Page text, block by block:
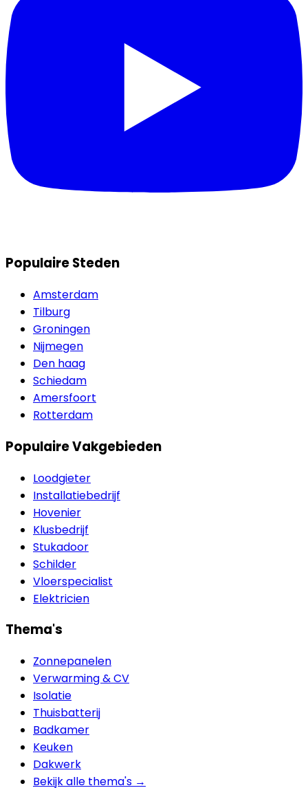
Populaire Steden
Amsterdam
Tilburg
Groningen
Nijmegen
Den haag
Schiedam
Amersfoort
Rotterdam
Populaire Vakgebieden
Loodgieter
Installatiebedrijf
Hovenier
Klusbedrijf
Stukadoor
Schilder
Vloerspecialist
Elektricien
Thema's
Zonnepanelen
Verwarming & CV
Isolatie
Thuisbatterij
Badkamer
Keuken
Dakwerk
Bekijk alle thema's →